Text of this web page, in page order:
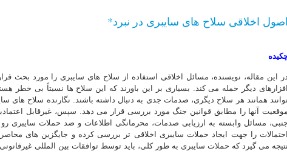
اصول اخلاقی سلاح های سایبری در نبرد*
در این مقاله، نویسنده، مسائل اخلاقی استفاده از سلاح های سایبری را مورد بحث
افزارهای دیگر حمله می کند. بسیاری بر این باورند که این سلاح ها نسبتاً بی خطر
همانند هر سلاح دیگری، صدمات جدی به دنبال داشته باشند. نگارنده سلاح های
موقعیت آنها را مطابق قوانین جنگ مورد بررسی قرار می دهد. سپس، غیرقابل
جنبی، مسائل وابسته به ارزیابی صدمات، محرمانگی اطلاعات و ضد حملات سایبری
احتمالات را جهت ایجاد حملات سایبری اخلاقی تر بررسی کرده و جایگزین های
نتیجه می گیرد که حملات سایبری به طور کلی، باید توسط توافقات بین المللی